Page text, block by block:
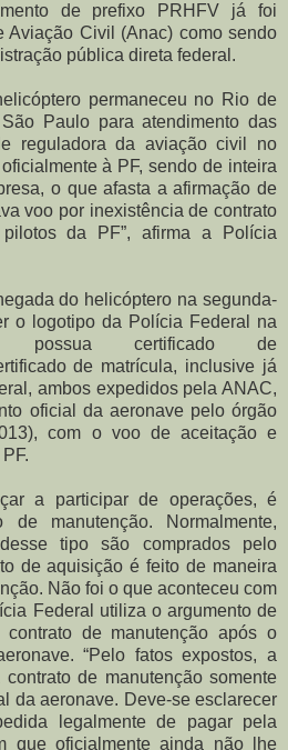
de prefixo PRHFV já foi
Aviação Civil (Anac) como sendo
pública direta federal.
permaneceu no Rio de
Paulo para atendimento das
reguladora da aviação civil no
à PF, sendo de inteira
o que afasta a afirmação de
voo por inexistência de contrato
da PF”, afirma a Polícia
do helicóptero na segunda-
o logotipo da Polícia Federal na
possua certificado de
de matrícula, inclusive já
ambos expedidos pela ANAC,
oficial da aeronave pelo órgão
com o voo de aceitação e
a participar de operações, é
de manutenção. Normalmente,
tipo são comprados pelo
de aquisição é feito de maneira
Não foi o que aconteceu com
Federal utiliza o argumento de
de manutenção após o
“Pelo fatos expostos, a
de manutenção somente
da aeronave. Deve-se esclarecer
legalmente de pagar pela
que oficialmente ainda não lhe